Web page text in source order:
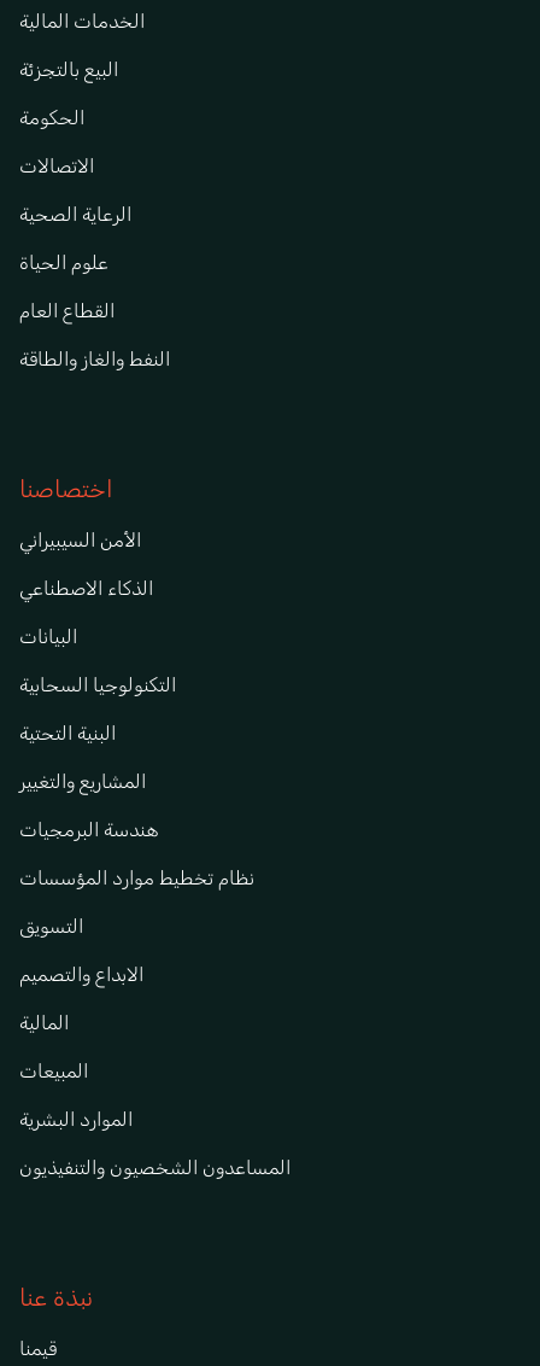
الخدمات المالية
البيع بالتجزئة
الحكومة
الاتصالات
الرعاية الصحية
علوم الحياة
القطاع العام
النفط والغاز والطاقة
اختصاصنا
الأمن السيبيراني
الذكاء الاصطناعي
البيانات
التكنولوجيا السحابية
البنية التحتية
المشاريع والتغيير
هندسة البرمجيات
نظام تخطيط موارد المؤسسات
التسويق
الابداع والتصميم
المالية
المبيعات
الموارد البشرية
المساعدون الشخصيون والتنفيذيون
نبذة عنا
قيمنا